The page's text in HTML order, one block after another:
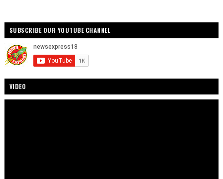
SUBSCRIBE OUR YOUTUBE CHANNEL
VIDEO